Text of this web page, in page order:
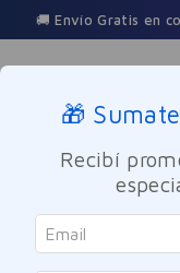
🚚 Envío Gratis en
Buscar
megacistin-max-
🎁
Recibí